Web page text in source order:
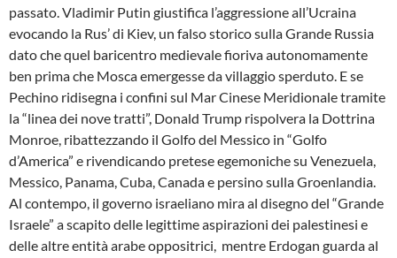
passato. Vladimir Putin giustifica l’aggressione all’Ucraina
evocando la Rus’ di Kiev, un falso storico sulla Grande Russia
dato che quel baricentro medievale fioriva autonomamente
ben prima che Mosca emergesse da villaggio sperduto. E se
Pechino ridisegna i confini sul Mar Cinese Meridionale tramite
la “linea dei nove tratti”, Donald Trump rispolvera la Dottrina
Monroe, ribattezzando il Golfo del Messico in “Golfo
d’America” e rivendicando pretese egemoniche su Venezuela,
Messico, Panama, Cuba, Canada e persino sulla Groenlandia.
Al contempo, il governo israeliano mira al disegno del “Grande
Israele” a scapito delle legittime aspirazioni dei palestinesi e
delle altre entità arabe oppositrici, mentre Erdogan guarda al